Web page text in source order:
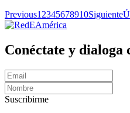
Previous1 2345678910Siguiente
Conéctate y dialoga
Suscribirme